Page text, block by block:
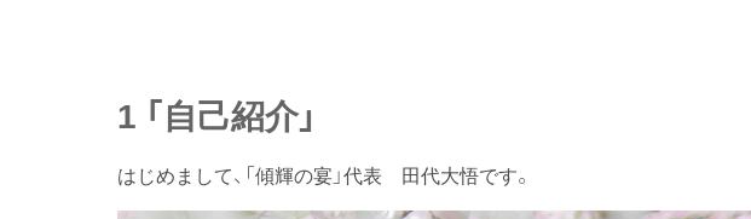
1 「自己紹介」
はじめまして、「傾輝の宴」代表 田代大悟です。